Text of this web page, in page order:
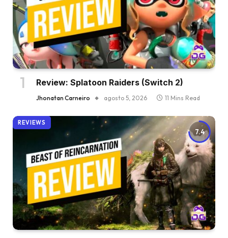
Review: Splatoon Raiders (Switch 2)
Jhonatan Carneiro agosto 5, 2026 11 Mins Read
7.4
REVIEWS